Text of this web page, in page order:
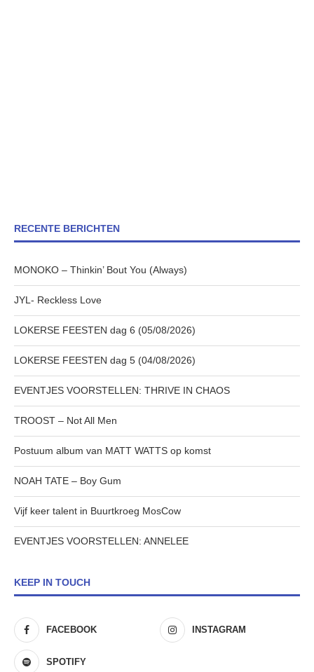
RECENTE BERICHTEN
MONOKO – Thinkin’ Bout You (Always)
JYL- Reckless Love
LOKERSE FEESTEN dag 6 (05/08/2026)
LOKERSE FEESTEN dag 5 (04/08/2026)
EVENTJES VOORSTELLEN: THRIVE IN CHAOS
TROOST – Not All Men
Postuum album van MATT WATTS op komst
NOAH TATE – Boy Gum
Vijf keer talent in Buurtkroeg MosCow
EVENTJES VOORSTELLEN: ANNELEE
KEEP IN TOUCH
FACEBOOK INSTAGRAM
SPOTIFY